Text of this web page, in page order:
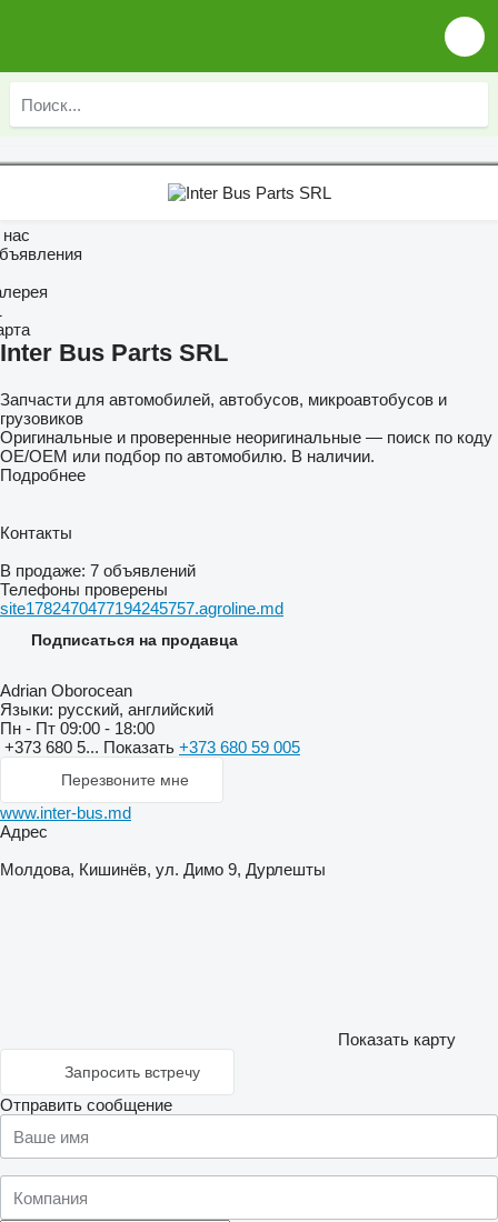
Inter Bus Parts SRL
Запчасти для автомобилей, автобусов, микроавтобусов и
грузовиков
Оригинальные и проверенные неоригинальные — поиск по коду
OE/OEM или подбор по автомобилю. В наличии.
Подробнее
Контакты
В продаже: 7 объявлений
Телефоны проверены
site1782470477194245757.agroline.md
Подписаться на продавца
Adrian Oborocean
Языки: русский, английский
Пн - Пт 09:00 - 18:00
+373 680 5... Показать +373 680 59 005
Перезвоните мне
www.inter-bus.md
Адрес
Молдова, Кишинёв, ул. Димо 9, Дурлешты
Показать карту
Запросить встречу
Отправить сообщение